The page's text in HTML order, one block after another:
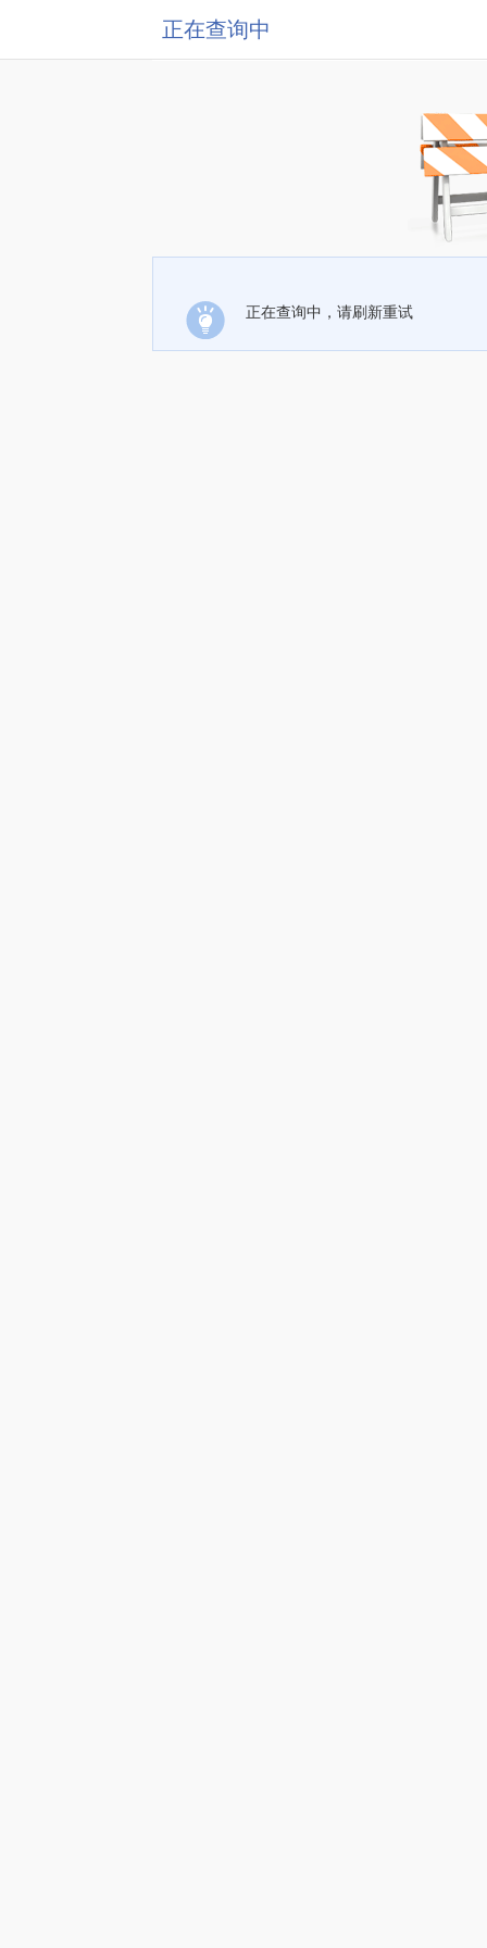
正在查询中
正在查询中，请刷新重试